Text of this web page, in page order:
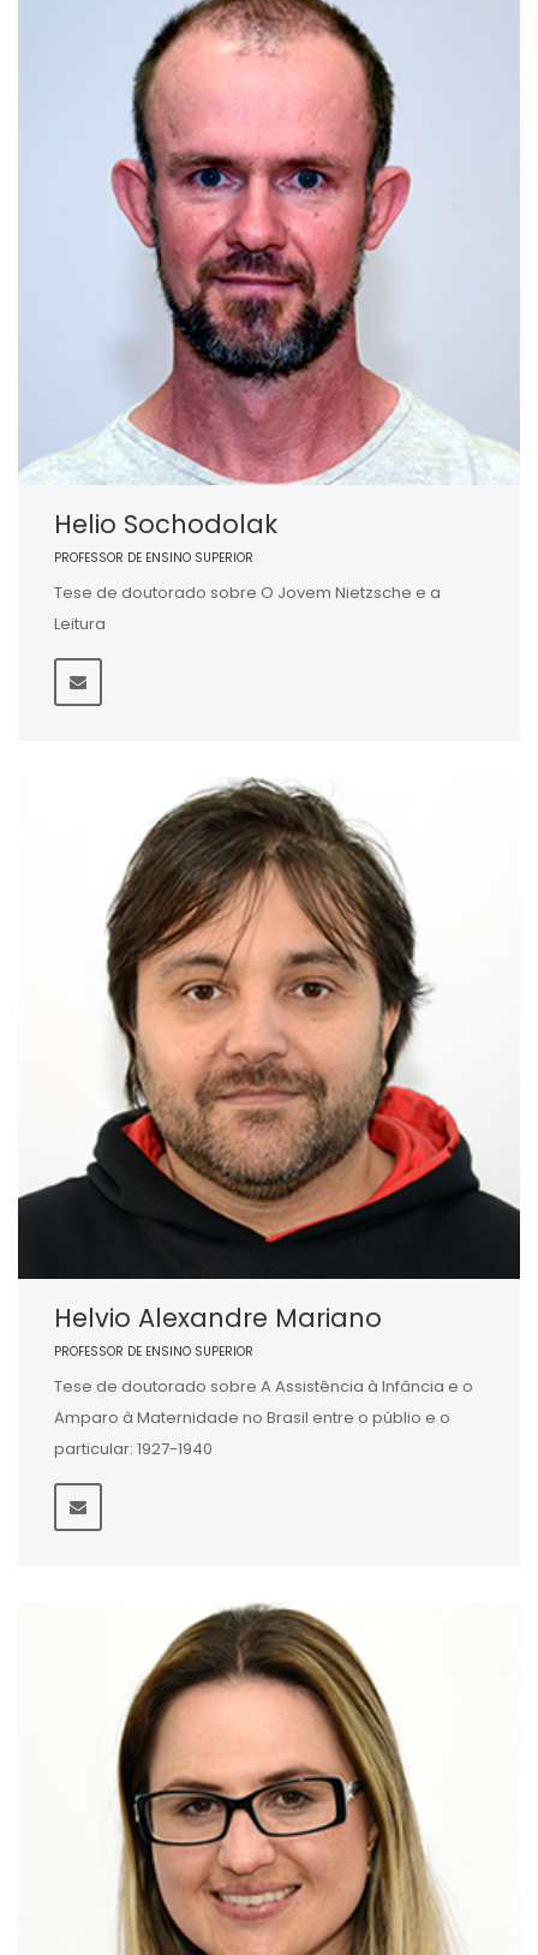
Helio Sochodolak
PROFESSOR DE ENSINO SUPERIOR
Tese de doutorado sobre O Jovem Nietzsche e a
Leitura
Helvio Alexandre Mariano
PROFESSOR DE ENSINO SUPERIOR
Tese de doutorado sobre A Assistência à Infância e o
Amparo à Maternidade no Brasil entre o públio e o
particular: 1927-1940